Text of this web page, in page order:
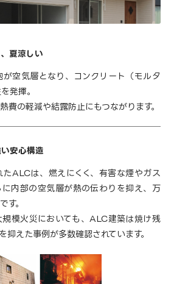
夏涼しい
空気層となり、コンクリート（モルタ
発揮。
費の軽減や結露防止にもつながります。
安心構造
ALCは、燃えにくく、有害な煙やガス
内部の空気層が熱の伝わりを抑え、万
す。
規模火災においても、ALC建築は焼け残
抑えた事例が多数確認されています。